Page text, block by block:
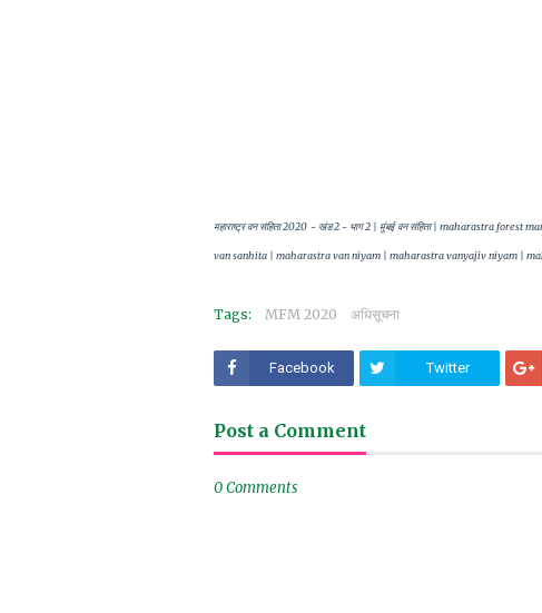
महाराष्ट्र वन संहिता 2020 - खंड 2 - भाग 2 | मुंबई वन संहिता | maharastra
van sanhita | maharastra van niyam | maharastra vanyajiv niyam |
Tags: MFM 2020 अधिसूचना
Facebook Twitter
Post a Comment
0 Comments